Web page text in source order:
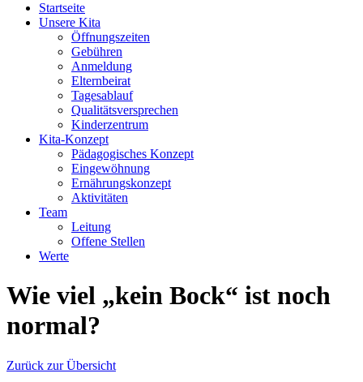
Startseite
Unsere Kita
Öffnungszeiten
Gebühren
Anmeldung
Elternbeirat
Tagesablauf
Qualitätsversprechen
Kinderzentrum
Kita-Konzept
Pädagogisches Konzept
Eingewöhnung
Ernährungskonzept
Aktivitäten
Team
Leitung
Offene Stellen
Werte
Wie viel „kein Bock“ ist noch
normal?
Zurück zur Übersicht